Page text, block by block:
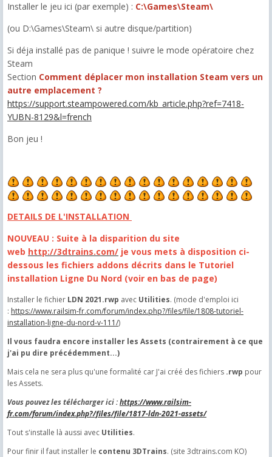
Installer le jeu ici (par exemple) : C:\Games\Steam\
(ou D:\Games\Steam\ si autre disque/partition)
Si déja installé pas de panique ! suivre le mode opératoire chez
Steam
Section Comment déplacer mon installation Steam vers un
autre emplacement ?
https://support.steampowered.com/kb_article.php?ref=7418-
YUBN-8129&l=french
Bon jeu !
DETAILS DE L'INSTALLATION
NOUVEAU : Suite à la disparition du site
web http://3dtrains.com/ je vous mets à disposition ci-
dessous les fichiers addons décrits dans le Tutoriel
installation Ligne Du Nord (voir en bas de page)
Installer le fichier LDN 2021.rwp avec Utilities. (mode d'emploi ici
: https://www.railsim-fr.com/forum/index.php?/files/file/1808-tutoriel-
installation-ligne-du-nord-v-111/)
Il vous faudra encore installer les Assets (contrairement à ce que
j'ai pu dire précédemment...)
Mais cela ne sera plus qu'une formalité car J'ai créé des fichiers .rwp pour
les Assets.
Vous pouvez les télécharger ici :https://www.railsim-
fr.com/forum/index.php?/files/file/1817-ldn-2021-assets/
Tout s'installe là aussi avec Utilities.
Pour finir il faut installer le contenu 3DTrains. (site 3dtrains.com KO)